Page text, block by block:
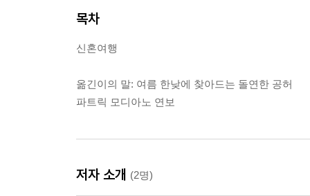
목차
신혼여행
옮긴이의 말: 여름 한낮에 찾아드는 돌연한 공허
파트릭 모디아노 연보
저자 소개 (2명)